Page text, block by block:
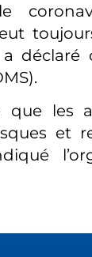
déclaré
que les
et